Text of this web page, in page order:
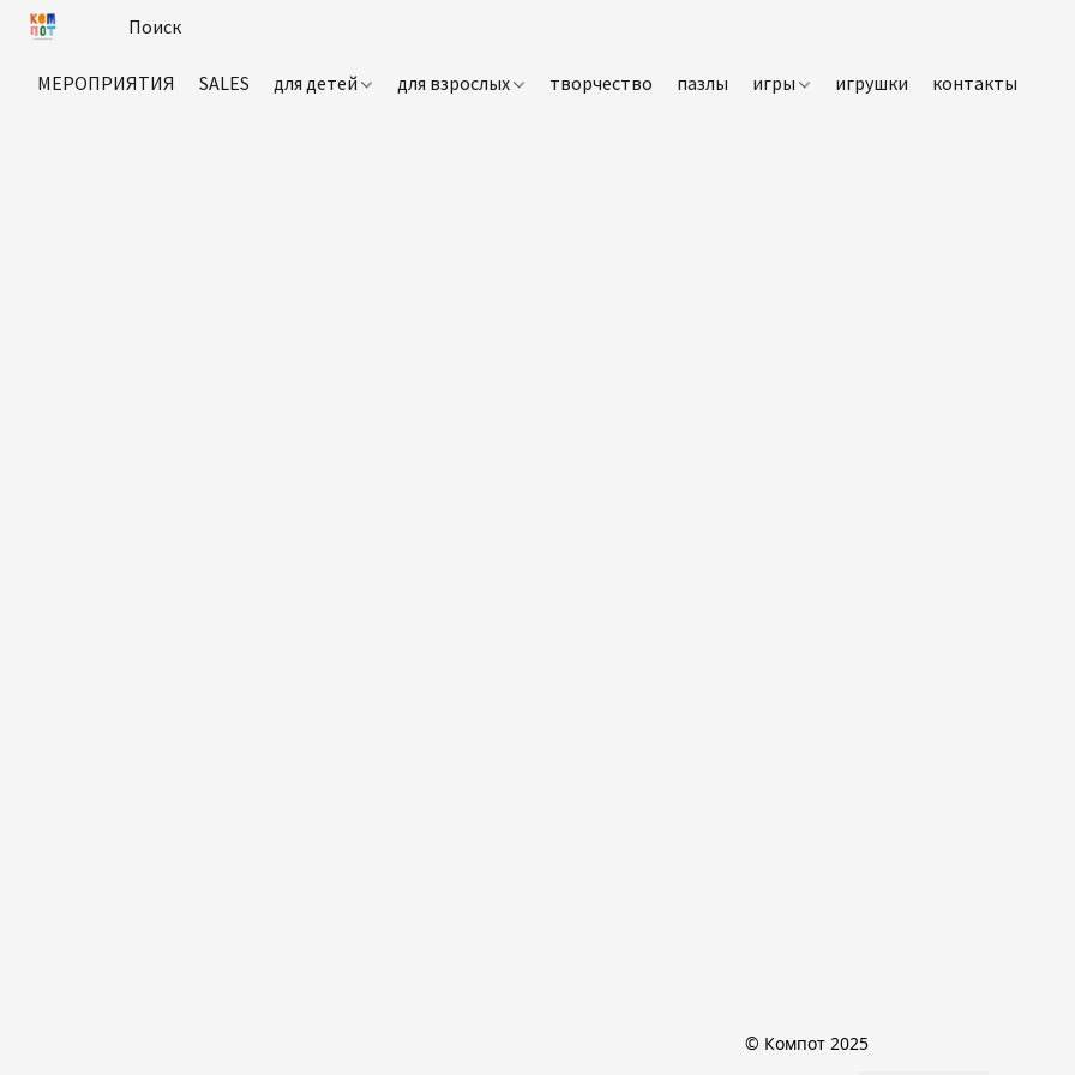
МЕРОПРИЯТИЯ SALES для детей для взрослых творчество пазлы игры игрушки контакты
© Компот 2025